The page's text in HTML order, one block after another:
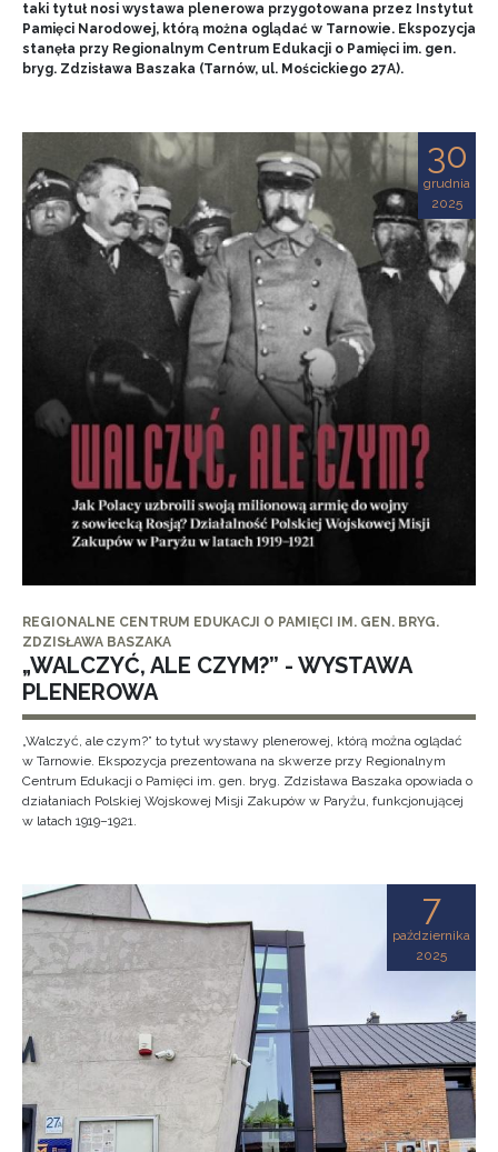
taki tytuł nosi wystawa plenerowa przygotowana przez Instytut
Pamięci Narodowej, którą można oglądać w Tarnowie. Ekspozycja
stanęła przy Regionalnym Centrum Edukacji o Pamięci im. gen.
bryg. Zdzisława Baszaka (Tarnów, ul. Mościckiego 27A).
30
grudnia
2025
REGIONALNE CENTRUM EDUKACJI O PAMIĘCI IM. GEN. BRYG.
ZDZISŁAWA BASZAKA
„WALCZYĆ, ALE CZYM?” - WYSTAWA
PLENEROWA
„Walczyć, ale czym?” to tytuł wystawy plenerowej, którą można oglądać
w Tarnowie. Ekspozycja prezentowana na skwerze przy Regionalnym
Centrum Edukacji o Pamięci im. gen. bryg. Zdzisława Baszaka opowiada o
działaniach Polskiej Wojskowej Misji Zakupów w Paryżu, funkcjonującej
w latach 1919–1921.
7
października
2025